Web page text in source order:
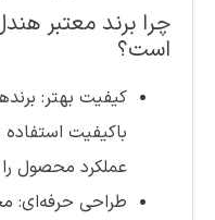
چرا برند معتبر
است؟
کیفیت بهتر:
باکیفیت
عملکرد محصول
طراحی حرفه‌ای: